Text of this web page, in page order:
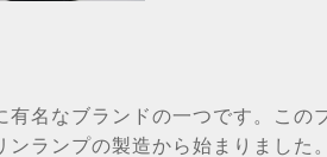
有名なブランドの一つです。こ
ランプの製造から始まりました